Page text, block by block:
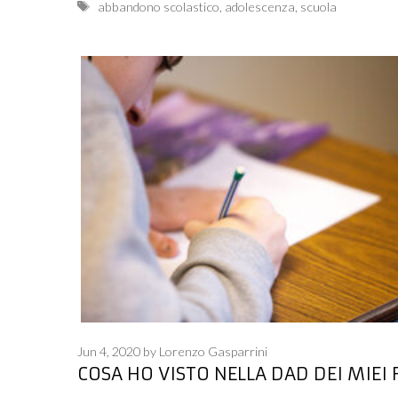
Tags
abbandono scolastico adolescenza scuola
COSA HO VISTO NELLA DAD DEI MIEI
Jun 4, 2020 by Lorenzo Gasparrini